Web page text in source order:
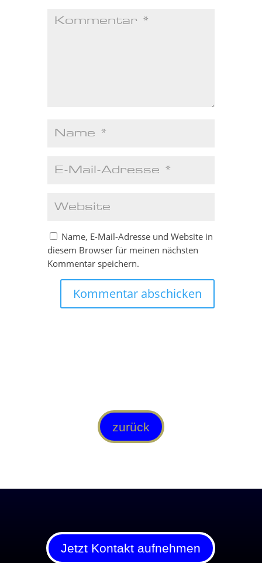
Name, E-Mail-Adresse und Website in
diesem Browser für meinen nächsten
Kommentar speichern.
Kommentar abschicken
zurück
Jetzt Kontakt aufnehmen